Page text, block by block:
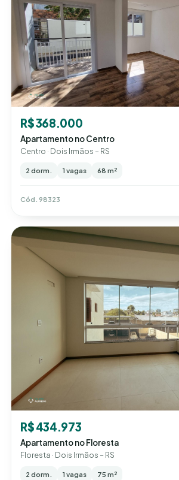
R$ 368.000
Apartamento no Centro
Centro · Dois Irmãos – RS
2 dorm. 1 vagas 68 m²
Cód. 98323
R$ 434.973
Apartamento no Floresta
Floresta · Dois Irmãos – RS
2 dorm. 1 vagas 75 m²